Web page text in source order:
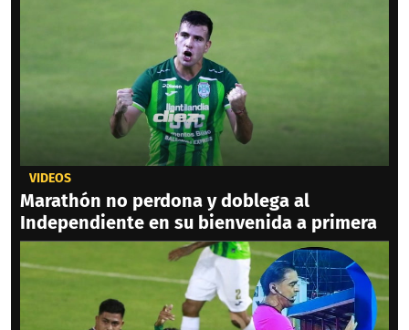
VIDEOS
Marathón no perdona y doblega al
Independiente en su bienvenida a primera